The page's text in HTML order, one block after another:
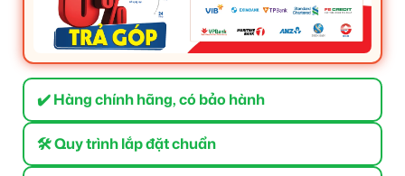
✔️ Hàng chính hãng, có bảo hành
🛠 Quy trình lắp đặt chuẩn